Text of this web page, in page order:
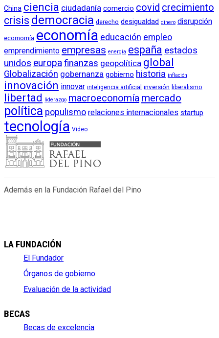
China ciencia ciudadanía comercio covid crecimiento
crisis democracia derecho desigualdad dinero disrupción
ecomomía economía educación empleo
emprendimiento empresas energía españa estados
unidos europafinanzas geopolítica global
Globalización gobernanza gobierno historia inflación
innovación innovar inteligencia artificial inversión liberalismo
libertad liderazgo macroeconomía mercado
política populismo relaciones internacionales startup
tecnología Video
Además en la Fundación Rafael del Pino
LA FUNDACIÓN
El Fundador
Órganos de gobierno
Evaluación de la actividad
BECAS
Becas de excelencia